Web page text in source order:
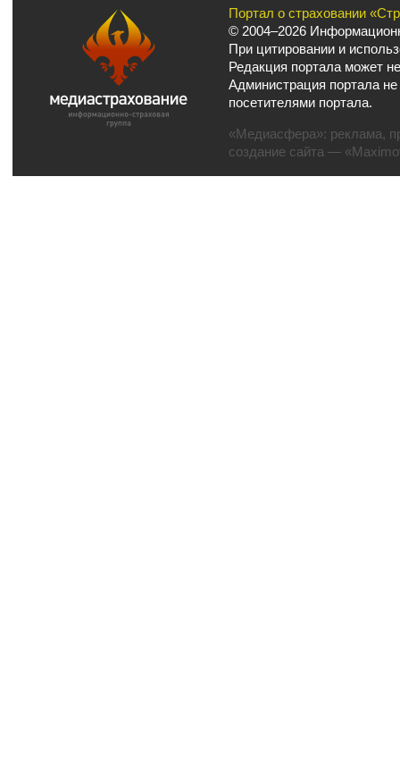
Портал о страховании
© 2004–2026
При цитировании и
Редакция портала может
Администрация портала
посетителями портала.
«Медиасфера»: реклама,
создание сайта —